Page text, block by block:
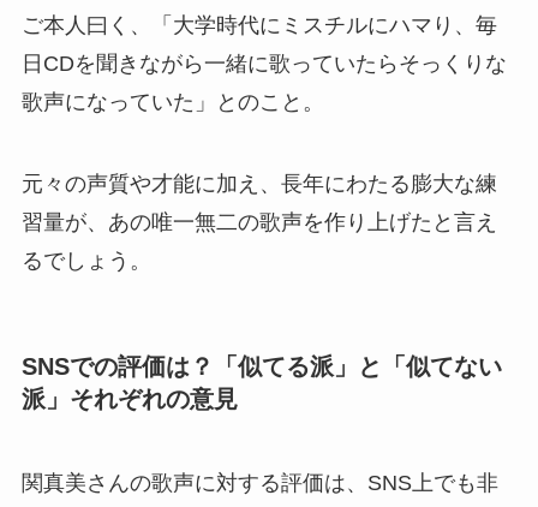
ご本人曰く、「大学時代にミスチルにハマり、毎
日CDを聞きながら一緒に歌っていたらそっくりな
歌声になっていた」とのこと。
元々の声質や才能に加え、長年にわたる膨大な練
習量が、あの唯一無二の歌声を作り上げたと言え
るでしょう。
SNSでの評価は？「似てる派」と「似てない
派」それぞれの意見
関真美さんの歌声に対する評価は、SNS上でも非